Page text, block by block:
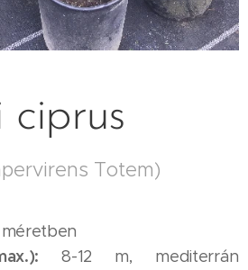
ciprus
Totem)
8-12 m, mediterrán